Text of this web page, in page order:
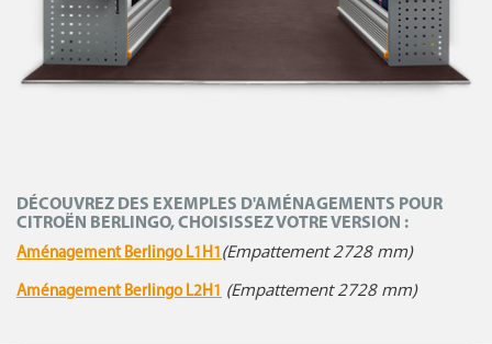
DÉCOUVREZ DES EXEMPLES D'AMÉNAGEMENTS POUR
CITROËN BERLINGO, CHOISISSEZ VOTRE VERSION :
Aménagement Berlingo L1H1 (Empattement 2728 mm)
Aménagement Berlingo L2H1 (Empattement 2728 mm)